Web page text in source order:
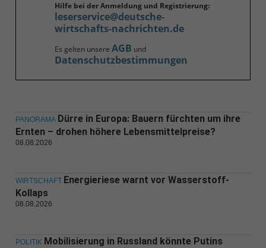
Hilfe bei der Anmeldung und Registrierung:
leserservice@deutsche-
wirtschafts-nachrichten.de
Es gelten unsere AGB und
Datenschutzbestimmungen
PANORAMA Dürre in Europa: Bauern fürchten um ihre
Ernten – drohen höhere Lebensmittelpreise?
08.08.2026
WIRTSCHAFT Energieriese warnt vor Wasserstoff-
Kollaps
08.08.2026
POLITIK Mobilisierung in Russland könnte Putins